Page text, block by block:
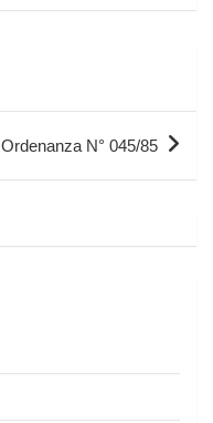
Ordenanza N° 045/85